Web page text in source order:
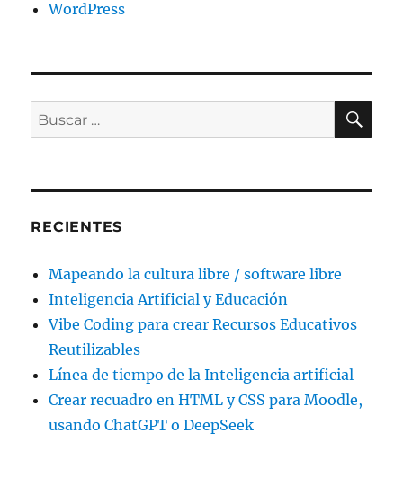
WordPress
Buscar
por:
RECIENTES
Mapeando la cultura libre / software libre
Inteligencia Artificial y Educación
Vibe Coding para crear Recursos Educativos
Reutilizables
Línea de tiempo de la Inteligencia artificial
Crear recuadro en HTML y CSS para Moodle,
usando ChatGPT o DeepSeek